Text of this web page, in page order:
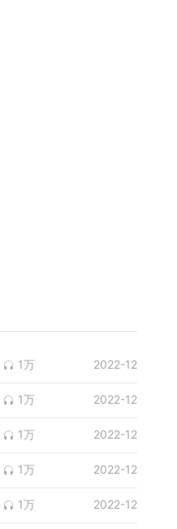
1万 2022-12
1万 2022-12
1万 2022-12
1万 2022-12
1万 2022-12